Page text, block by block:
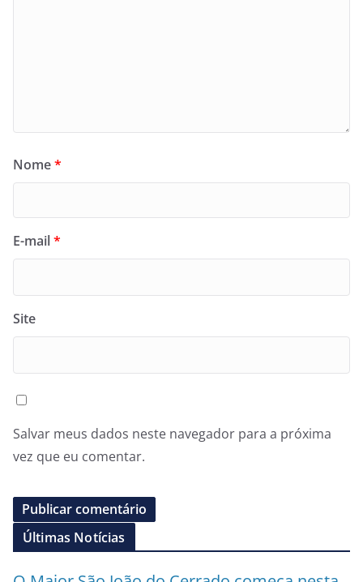
Nome*
E-mail*
Site
Salvar meus dados neste navegador para a próxima
vez que eu comentar.
Últimas Notícias